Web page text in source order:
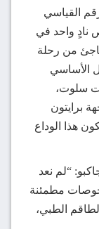
القياسي
نادٍ واحد في
من رحلة
الأساسي
سلوت،
برايتون
هذا الوداع
“لم نعد
مطمئنة
الطبي،